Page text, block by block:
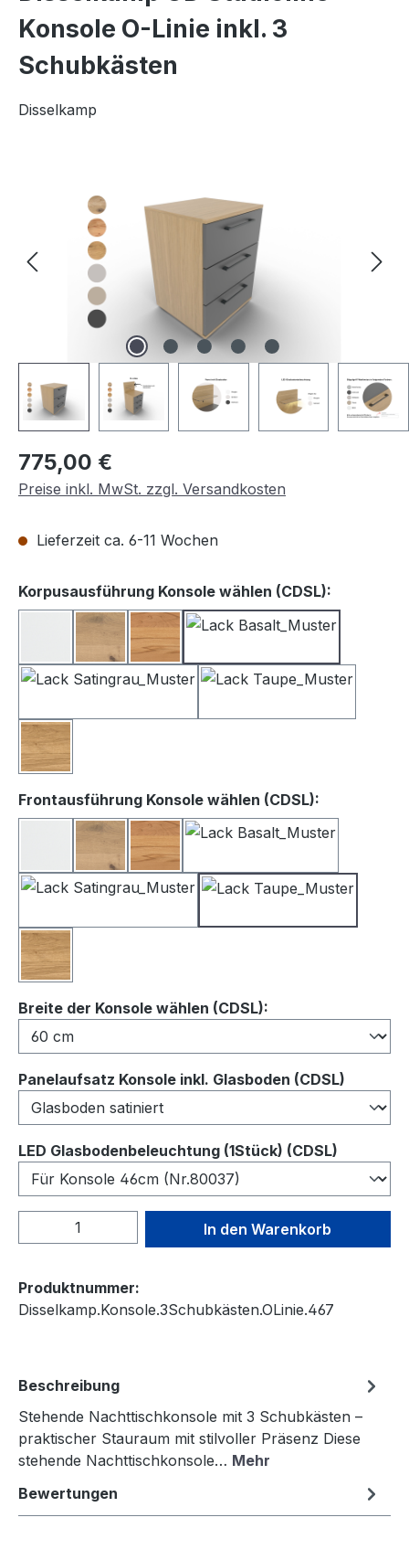
Konsole O-Linie inkl. 3
Schubkästen
Disselkamp
Regulärer Preis:
775,00 €
Preise inkl. MwSt. zzgl. Versandkosten
Lieferzeit ca. 6-11 Wochen
Korpusausführung Konsole wählen (CDSL):
BalkeneicheKernbuche
Wildeiche
Frontausführung Konsole wählen (CDSL):
BalkeneicheKernbuche
Wildeiche
Breite der Konsole wählen (CDSL):
Panelaufsatz Konsole inkl. Glasboden (CDSL)
LED Glasbodenbeleuchtung (1Stück) (CDSL)
Produkt Anzahl: Gib denIn den Warenkorb
Produktnummer:
Disselkamp.Konsole.3Schubkästen.OLinie.467
Beschreibung
Stehende Nachttischkonsole mit 3 Schubkästen –
praktischer Stauraum mit stilvoller Präsenz Diese
stehende Nachttischkonsole… Mehr
Bewertungen